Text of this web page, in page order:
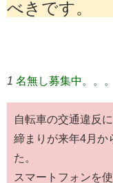
べきです。
1 名無し募集中。。。
自転車の交通違反
締まりが来年4月か
た。
スマートフォンを